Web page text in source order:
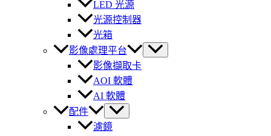
LED 光源
光源控制器
光箱
影像處理平台
影像擷取卡
AOI 軟體
AI 軟體
配件
濾鏡